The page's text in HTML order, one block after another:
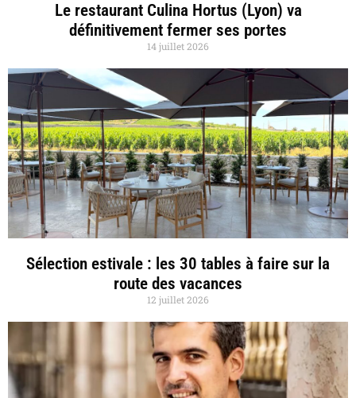
Le restaurant Culina Hortus (Lyon) va
définitivement fermer ses portes
14 juillet 2026
Sélection estivale : les 30 tables à faire sur la
route des vacances
12 juillet 2026